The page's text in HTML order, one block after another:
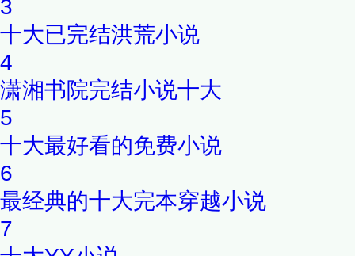
3
十大已完结洪荒小说
4
潇湘书院完结小说十大
5
十大最好看的免费小说
6
最经典的十大完本穿越小说
7